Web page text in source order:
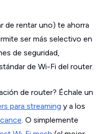
de rentar uno) te ahorra
ser más selectivo en
de seguridad,
de Wi-Fi del router.
de router? Échale un
para streaming y a los
. O simplemente